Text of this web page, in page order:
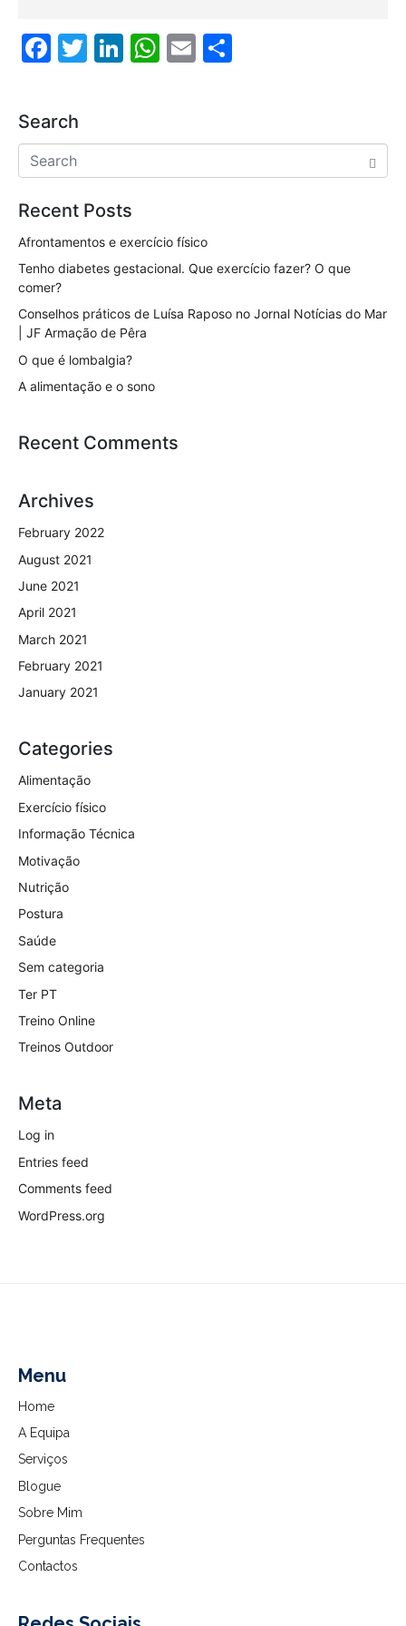
F
e
b
o
k
T
er
Li
e
W
s
E
l
e
Search
Recent Posts
Afrontamentos e exercício físico
Tenho diabetes gestacional. Que exercício fazer? O que
comer?
Conselhos práticos de Luísa Raposo no Jornal Notícias do Mar
| JF Armação de Pêra
O que é lombalgia?
A alimentação e o sono
Recent Comments
Archives
February 2022
August 2021
June 2021
April 2021
March 2021
February 2021
January 2021
Categories
Alimentação
Exercício físico
Informação Técnica
Motivação
Nutrição
Postura
Saúde
Sem categoria
Ter PT
Treino Online
Treinos Outdoor
Meta
Log in
Entries feed
Comments feed
WordPress.org
Menu
Home
A Equipa
Serviços
Blogue
Sobre Mim
Perguntas Frequentes
Contactos